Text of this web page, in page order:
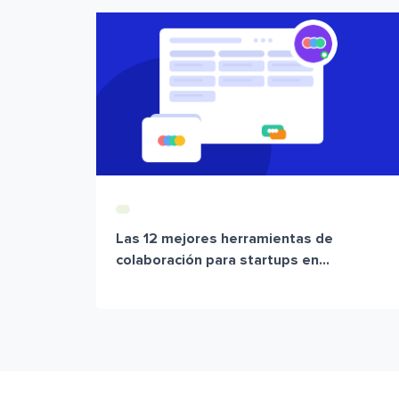
Las 12 mejores herramientas de
colaboración para startups en...